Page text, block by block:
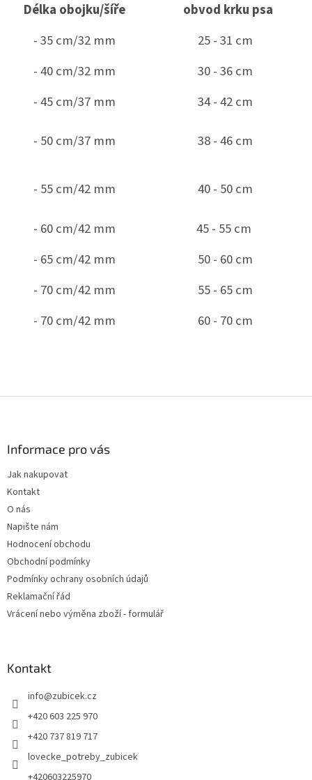
Délka obojku/šíře
obvod krku psa
- 35 cm/32 mm
25 - 31 cm
- 40 cm/32 mm
30 - 36 cm
- 45 cm/37 mm
34 - 42 cm
- 50 cm/37 mm 38 - 46 cm
- 55 cm/42 mm 40 - 50 cm
- 60 cm/42 mm
45 - 55 cm
- 65 cm/42 mm
50 - 60 cm
- 70 cm/42 mm
55 - 65 cm
- 70 cm/42 mm
60 - 70 cm
Informace pro vás
Jak nakupovat
Kontakt
O nás
Napište nám
Hodnocení obchodu
Obchodní podmínky
Podmínky ochrany osobních údajů
Reklamační řád
Vrácení nebo výměna zboží - formulář
Kontakt
info@zubicek.cz
+420 603 225 970
+420 737 819 717
lovecke_potreby_zubicek